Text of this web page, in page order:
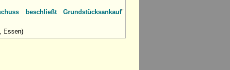
beschließt Grundstücksankauf"
Essen)